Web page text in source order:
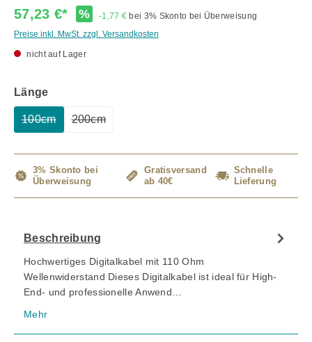
57,23 €* % -1,77 € bei 3% Skonto bei Überweisung
Preise inkl. MwSt. zzgl. Versandkosten
nicht auf Lager
Längeauswählen
100cm 200cm
3% Skonto bei
Überweisung
Gratisversand
ab 40€
Schnelle
Lieferung
Beschreibung
Hochwertiges Digitalkabel mit 110 Ohm
Wellenwiderstand Dieses Digitalkabel ist ideal für High-
End- und professionelle Anwend…
Mehr